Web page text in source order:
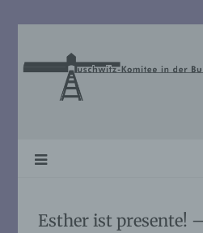
Esther ist presente!